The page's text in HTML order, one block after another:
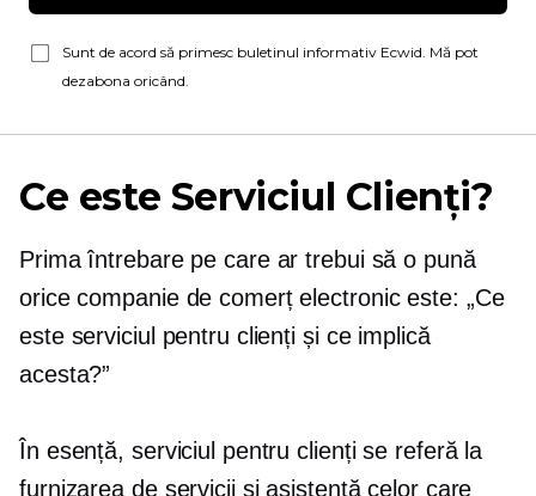
Sunt de acord să primesc buletinul informativ Ecwid. Mă pot
dezabona oricând.
Ce este Serviciul Clienți?
Prima întrebare pe care ar trebui să o pună
orice companie de comerț electronic este: „Ce
este serviciul pentru clienți și ce implică
acesta?”
În esență, serviciul pentru clienți se referă la
furnizarea de servicii și asistență celor care